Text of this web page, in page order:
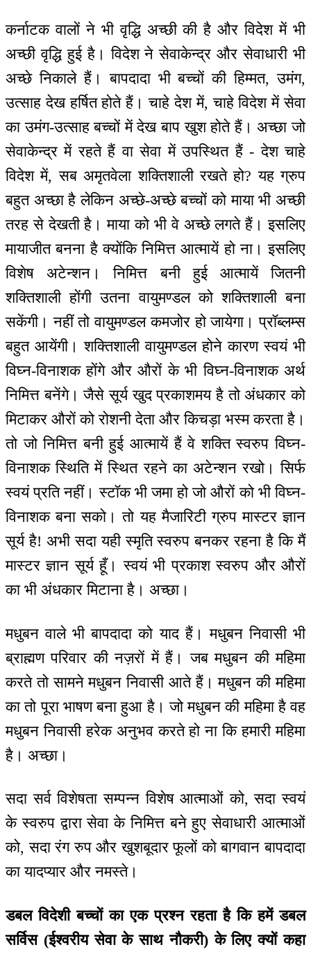
कर्नाटक वालों ने भी वृद्धि अच्छी की है और विदेश में भी
अच्छी वृद्धि हुई है। विदेश ने सेवाकेन्द्र और सेवाधारी भी
अच्छे निकाले हैं। बापदादा भी बच्चों की हिम्मत, उमंग,
उत्साह देख हर्षित होते हैं। चाहे देश में, चाहे विदेश में सेवा
का उमंग-उत्साह बच्चों में देख बाप खुश होते हैं। अच्छा जो
सेवाकेन्द्र में रहते हैं वा सेवा में उपस्थित हैं - देश चाहे
विदेश में, सब अमृतवेला शक्तिशाली रखते हो? यह ग्रुप
बहुत अच्छा है लेकिन अच्छे-अच्छे बच्चों को माया भी अच्छी
तरह से देखती है। माया को भी वे अच्छे लगते हैं। इसलिए
मायाजीत बनना है क्योंकि निमित्त आत्मायें हो ना। इसलिए
विशेष अटेन्शन। निमित्त बनी हुई आत्मायें जितनी
शक्तिशाली होंगी उतना वायुमण्डल को शक्तिशाली बना
सकेंगी। नहीं तो वायुमण्डल कमजोर हो जायेगा। प्रॉब्लम्स
बहुत आयेंगी। शक्तिशाली वायुमण्डल होने कारण स्वयं भी
विघ्न-विनाशक होंगे और औरों के भी विघ्न-विनाशक अर्थ
निमित्त बनेंगे। जैसे सूर्य खुद प्रकाशमय है तो अंधकार को
मिटाकर औरों को रोशनी देता और किचड़ा भस्म करता है।
तो जो निमित्त बनी हुई आत्मायें हैं वे शक्ति स्वरुप विघ्न-
विनाशक स्थिति में स्थित रहने का अटेन्शन रखो। सिर्फ
स्वयं प्रति नहीं। स्टॉक भी जमा हो जो औरों को भी विघ्न-
विनाशक बना सको। तो यह मैजारिटी ग्रुप मास्टर ज्ञान
सूर्य है! अभी सदा यही स्मृति स्वरुप बनकर रहना है कि मैं
मास्टर ज्ञान सूर्य हूँ। स्वयं भी प्रकाश स्वरुप और औरों
का भी अंधकार मिटाना है। अच्छा।
मधुबन वाले भी बापदादा को याद हैं। मधुबन निवासी भी
ब्राह्मण परिवार की नज़रों में हैं। जब मधुबन की महिमा
करते तो सामने मधुबन निवासी आते हैं। मधुबन की महिमा
का तो पूरा भाषण बना हुआ है। जो मधुबन की महिमा है वह
मधुबन निवासी हरेक अनुभव करते हो ना कि हमारी महिमा
है। अच्छा।
सदा सर्व विशेषता सम्पन्न विशेष आत्माओं को, सदा स्वयं
के स्वरुप द्वारा सेवा के निमित्त बने हुए सेवाधारी आत्माओं
को, सदा रंग रुप और खुशबूदार फूलों को बागवान बापदादा
का यादप्यार और नमस्ते।
डबल विदेशी बच्चों का एक प्रश्न रहता है कि हमें डबल
सर्विस (ईश्वरीय सेवा के साथ नौकरी) के लिए क्यों कहा